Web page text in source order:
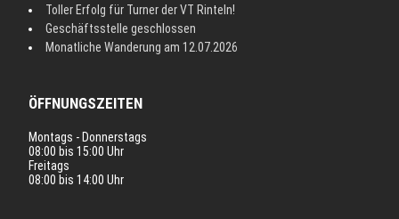
Toller Erfolg für Turner der VT Rinteln!
Geschäftsstelle geschlossen
Monatliche Wanderung am 12.07.2026
ÖFFNUNGSZEITEN
Montags - Donnerstags
08:00 bis 15:00 Uhr
Freitags
08:00 bis 14:00 Uhr